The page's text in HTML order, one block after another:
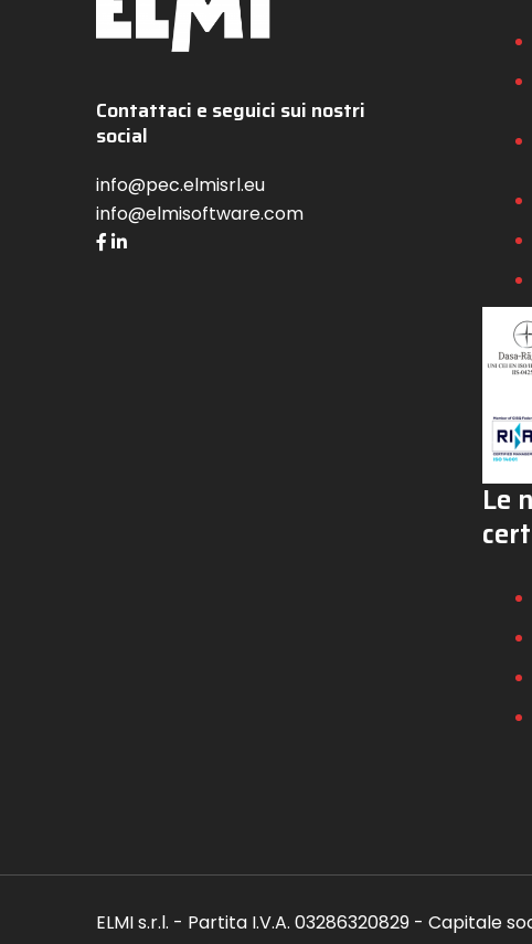
Contattaci e seguici sui nostri
social
info@pec.elmisrl.eu
info@elmisoftware.com
Le
ELMI s.r.l. - Partita I.V.A. 03286320829 - Capitale